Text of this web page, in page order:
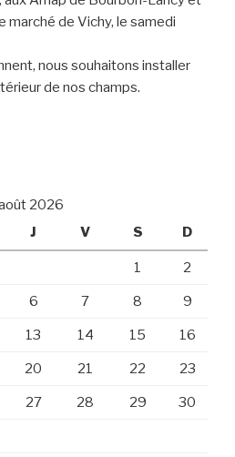
marché de Vichy, le samedi
nous souhaitons installer
de nos champs.
2026
J V S D
1 2
6 7 8 9
13 14 15 16
20 21 22 23
27 28 29 30